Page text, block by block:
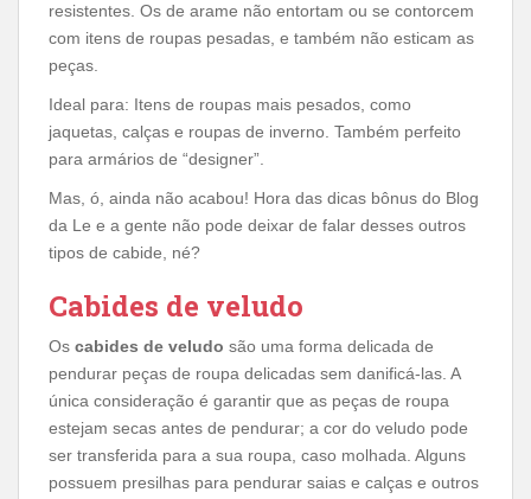
resistentes. Os de arame não entortam ou se contorcem
com itens de roupas pesadas, e também não esticam as
peças.
Ideal para: Itens de roupas mais pesados, como
jaquetas, calças e roupas de inverno. Também perfeito
para armários de “designer”.
Mas, ó, ainda não acabou! Hora das dicas bônus do Blog
da Le e a gente não pode deixar de falar desses outros
tipos de cabide, né?
Cabides de veludo
Os cabides de veludo são uma forma delicada de
pendurar peças de roupa delicadas sem danificá-las. A
única consideração é garantir que as peças de roupa
estejam secas antes de pendurar; a cor do veludo pode
ser transferida para a sua roupa, caso molhada. Alguns
possuem presilhas para pendurar saias e calças e outros